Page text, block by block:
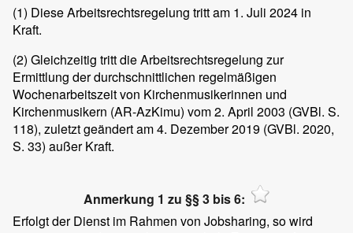
(1) Diese Arbeitsrechtsregelung tritt am 1. Juli 2024 in
Kraft.
(2) Gleichzeitig tritt die Arbeitsrechtsregelung zur
Ermittlung der durchschnittlichen regelmäßigen
Wochenarbeitszeit von Kirchenmusikerinnen und
Kirchenmusikern (AR-AzKimu) vom 2. April 2003 (GVBl. S.
118), zuletzt geändert am 4. Dezember 2019 (GVBl. 2020,
S. 33) außer Kraft.
Anmerkung 1 zu §§ 3 bis 6:
Erfolgt der Dienst im Rahmen von Jobsharing, so wird